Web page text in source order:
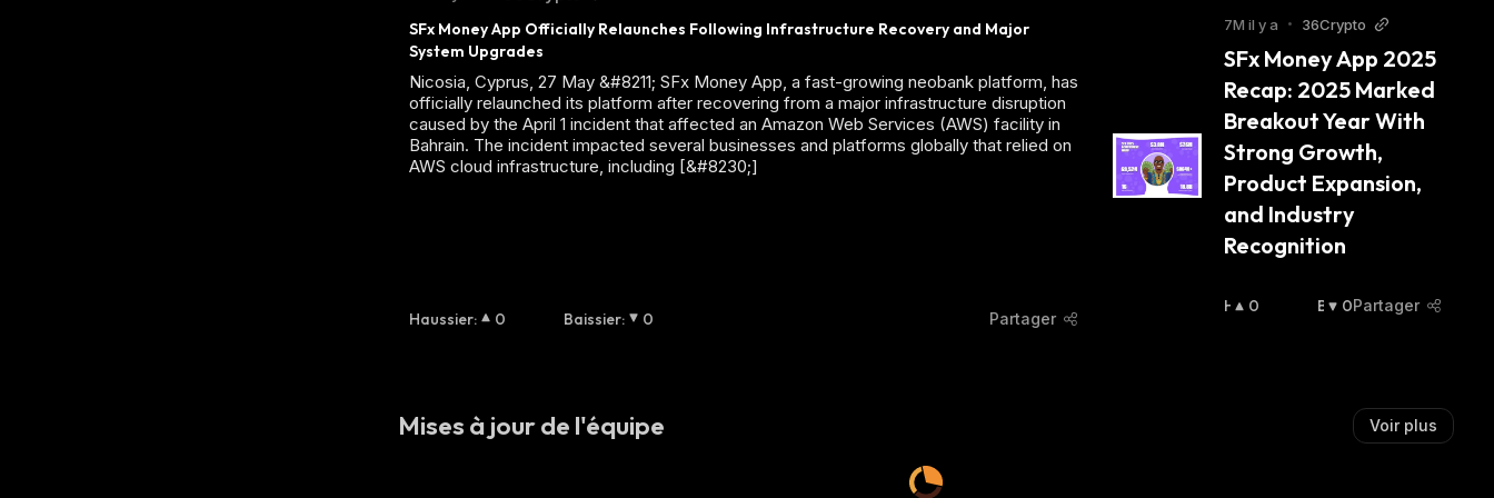
SFx Money App Officially Relaunches Following Infrastructure Recovery and Major
System Upgrades
Nicosia, Cyprus, 27 May &#8211; SFx Money App, a fast-growing neobank platform, has
officially relaunched its platform after recovering from a major infrastructure disruption
caused by the April 1 incident that affected an Amazon Web Services (AWS) facility in
Bahrain. The incident impacted several businesses and platforms globally that relied on
AWS cloud infrastructure, including [&#8230;]
Haussier: 0 Baissier: 0 Partager
U
S
I
E
R
:
I
S
I
E
:
7M il y a • 36Crypto
SFx Money App 2025
Recap: 2025 Marked
Breakout Year With
Strong Growth,
Product Expansion,
and Industry
Recognition
H
0
B
0Partager
Mises à jour de l'équipe Voir plus